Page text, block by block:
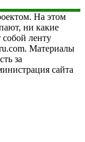
На этом
ни какие
собой ленту
Материалы
за
сайта